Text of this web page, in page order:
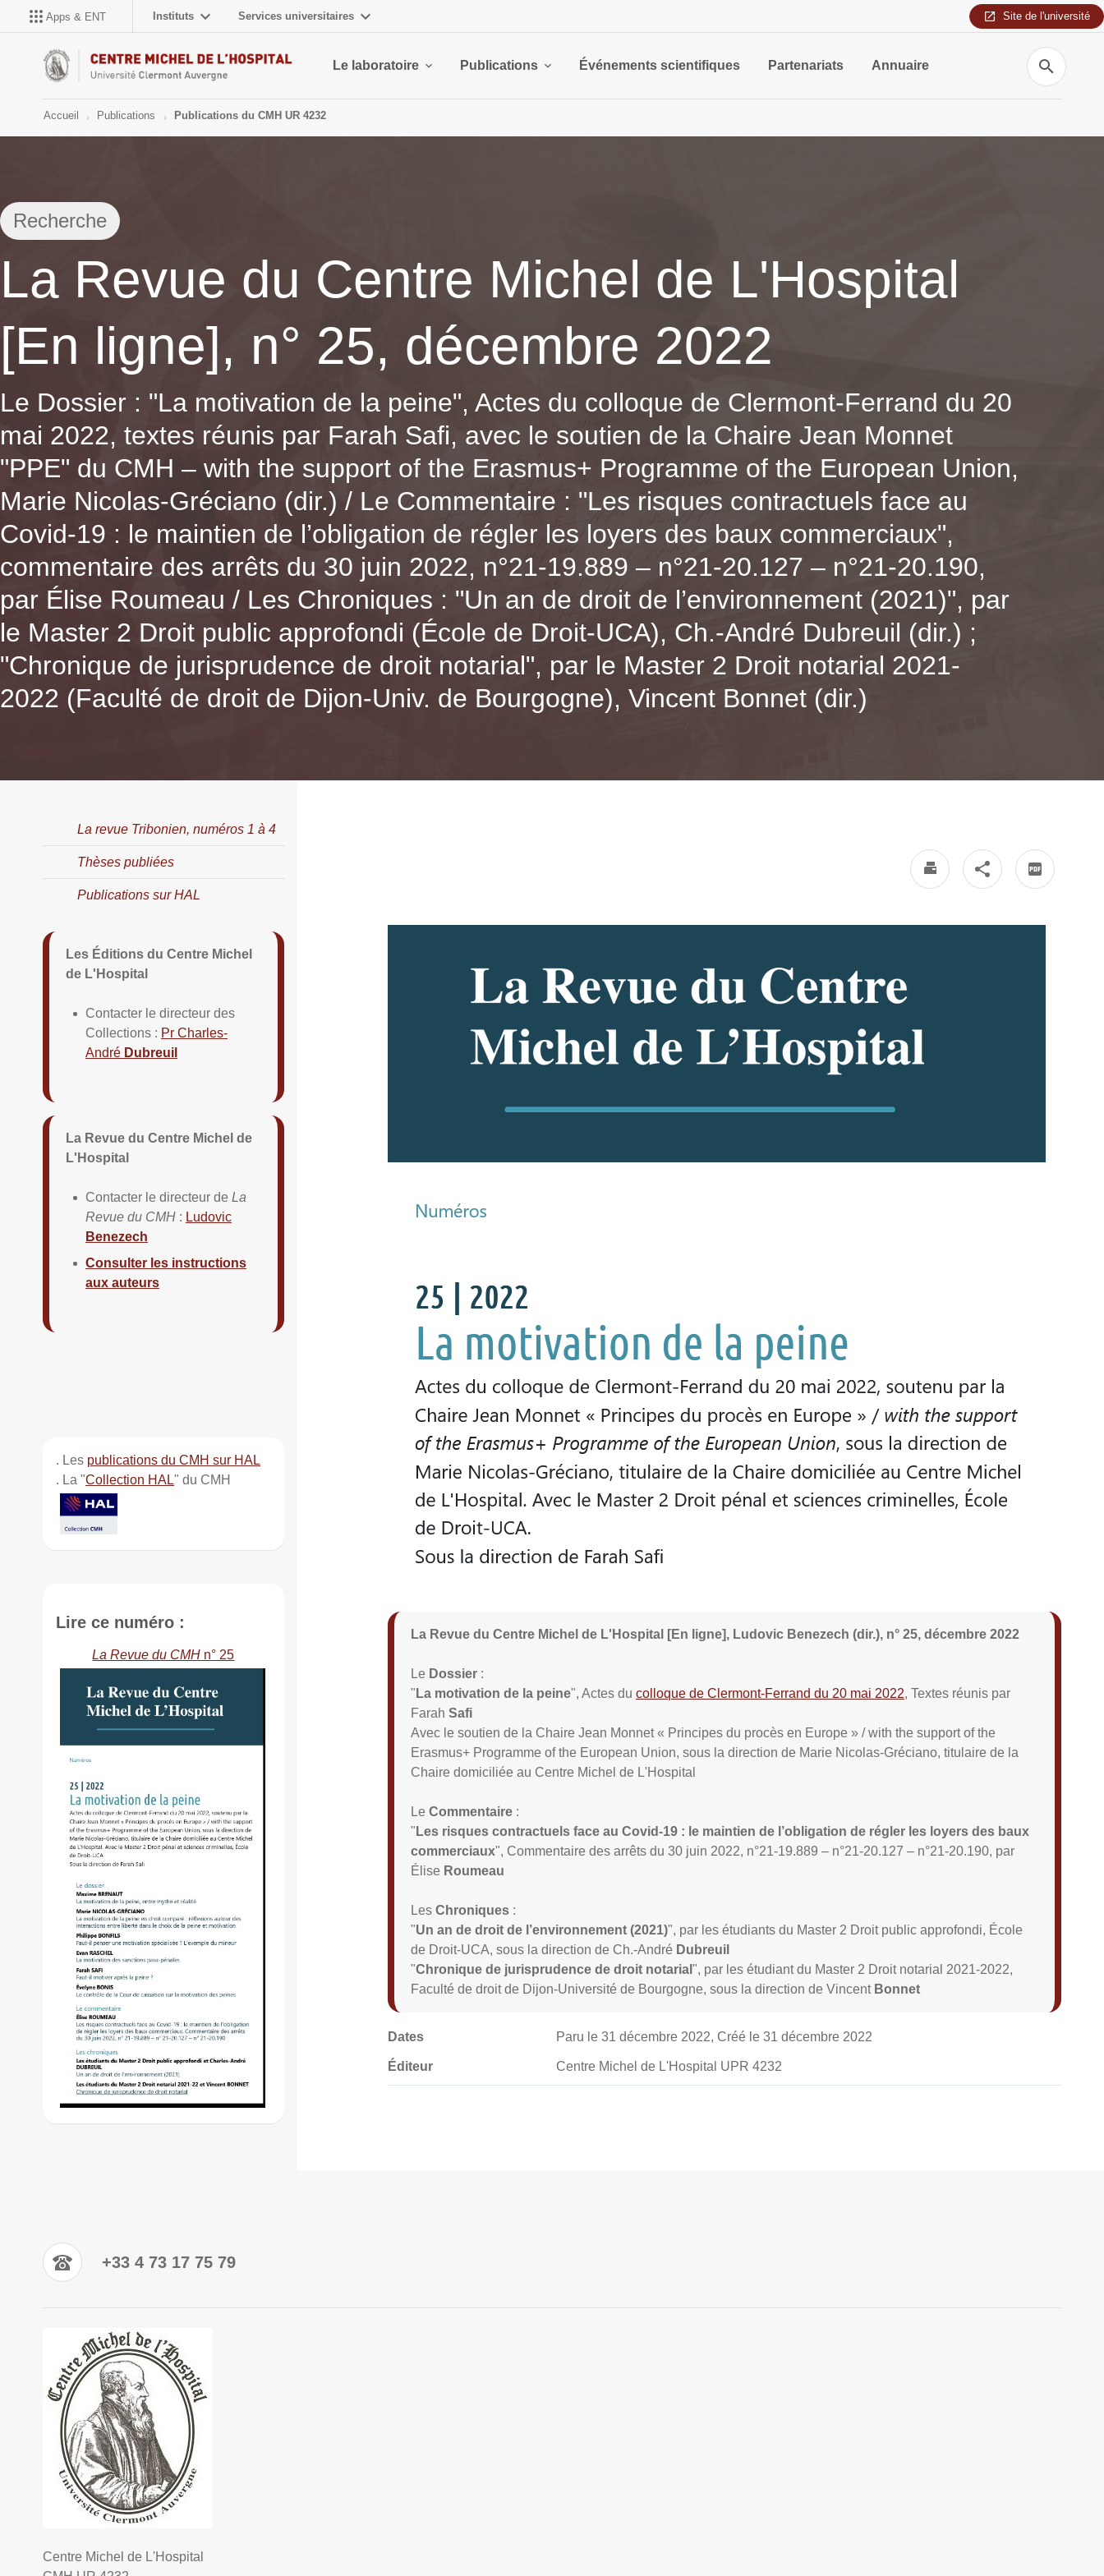
Apps & ENT Instituts Services universitaires Site de l'université
Le laboratoire Publications Événements scientifiques Partenariats Annuaire
Recherche
Accueil Publications Publications du CMH UR 4232
Recherche
La Revue du Centre Michel de L'Hospital
[En ligne], n° 25, décembre 2022
Le Dossier : "La motivation de la peine", Actes du colloque de Clermont-Ferrand du 20
mai 2022, textes réunis par Farah Safi, avec le soutien de la Chaire Jean Monnet
"PPE" du CMH – with the support of the Erasmus+ Programme of the European Union,
Marie Nicolas-Gréciano (dir.) / Le Commentaire : "Les risques contractuels face au
Covid-19 : le maintien de l’obligation de régler les loyers des baux commerciaux",
commentaire des arrêts du 30 juin 2022, n°21-19.889 – n°21-20.127 – n°21-20.190,
par Élise Roumeau / Les Chroniques : "Un an de droit de l’environnement (2021)", par
le Master 2 Droit public approfondi (École de Droit-UCA), Ch.-André Dubreuil (dir.) ;
"Chronique de jurisprudence de droit notarial", par le Master 2 Droit notarial 2021-
2022 (Faculté de droit de Dijon-Univ. de Bourgogne), Vincent Bonnet (dir.)
La Revue du Centre Michel de L'Hospital [En ligne], Ludovic Benezech (dir.), n° 25, décembre 2022
Le Dossier :
" La motivation de la peine", Actes du colloque de Clermont-Ferrand du 20 mai 2022, Textes réunis par
Farah Safi
Avec le soutien de la Chaire Jean Monnet « Principes du procès en Europe » / with the support of the
Erasmus+ Programme of the European Union, sous la direction de Marie Nicolas-Gréciano, titulaire de la
Chaire domiciliée au Centre Michel de L'Hospital
Le Commentaire :
" Les risques contractuels face au Covid-19 : le maintien de l’obligation de régler les loyers des baux
commerciaux", Commentaire des arrêts du 30 juin 2022, n°21-19.889 – n°21-20.127 – n°21-20.190, par
Élise Roumeau
Les Chroniques :
"Un an de droit de l’environnement (2021)", par les étudiants du Master 2 Droit public approfondi, École
de Droit-UCA, sous la direction de Ch.-André Dubreuil
"Chronique de jurisprudence de droit notarial ", par les étudiant du Master 2 Droit notarial 2021-2022,
Faculté de droit de Dijon-Université de Bourgogne, sous la direction de Vincent Bonnet
Dates Paru le 31 décembre 2022, Créé le 31 décembre 2022
Éditeur Centre Michel de L'Hospital UPR 4232
La revue Tribonien, numéros 1 à 4
Thèses publiées
Publications sur HAL
Les Éditions du Centre Michel
de L'Hospital
Contacter le directeur des
Collections : Pr Charles-
André Dubreuil
La Revue du Centre Michel de
L'Hospital
Contacter le directeur de La
Revue du CMH : Ludovic
Benezech
Consulter les instructions
aux auteurs
. Les publications du CMH sur HAL
. La "Collection HAL" du CMH
Lire ce numéro :
La Revue du CMH n° 25
+33 4 73 17 75 79
Centre Michel de L'Hospital